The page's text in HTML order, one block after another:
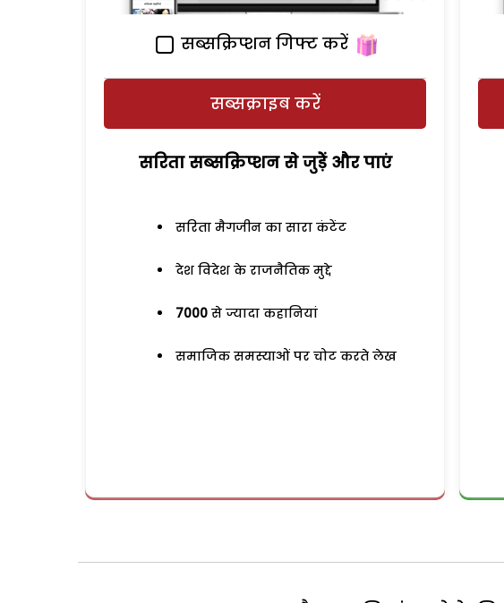
सब्सक्रिप्शन गिफ्ट करें
सब्सक्राइब करें
सरिता सब्सक्रिप्शन से जुड़ेें और पाएं
सरिता मैगजीन का सारा कंटेंट
देश विदेश के राजनैतिक मुद्दे
7000 से ज्यादा कहानियां
समाजिक समस्याओं पर चोट करते लेख